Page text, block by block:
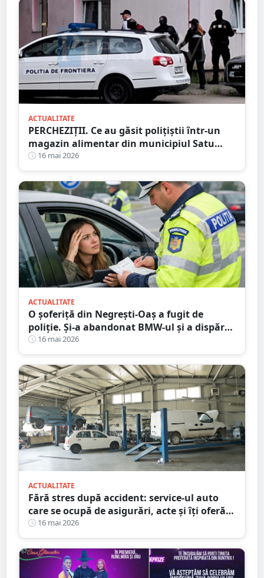
ACTUALITATE
PERCHEZIȚII. Ce au găsit polițiștii într-un
magazin alimentar din municipiul Satu
Mare
16 mai 2026
ACTUALITATE
O șoferiță din Negrești-Oaș a fugit de
poliție. Și-a abandonat BMW-ul și a dispărut
printre blocuri
16 mai 2026
ACTUALITATE
Fără stres după accident: service-ul auto
care se ocupă de asigurări, acte și îți oferă
mașină la schimb
16 mai 2026